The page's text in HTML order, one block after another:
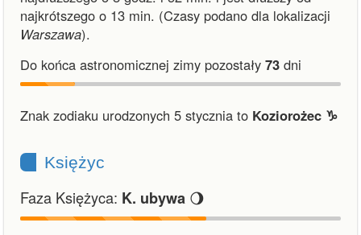
najkrótszego o 13 min. (Czasy podano dla lokalizacji
Warszawa).
Do końca astronomicznej zimy pozostały 73 dni
Znak zodiaku urodzonych 5 stycznia to Koziorożec ♑︎
Księżyc
Faza Księżyca: K. ubywa 🌖